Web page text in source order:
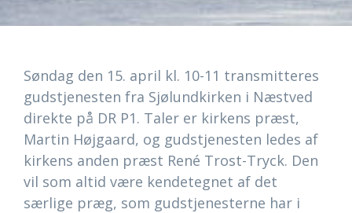
Søndag den 15. april kl. 10-11 transmitteres
gudstjenesten fra Sjølundkirken i Næstved
direkte på DR P1. Taler er kirkens præst,
Martin Højgaard, og gudstjenesten ledes af
kirkens anden præst René Trost-Tryck. Den
vil som altid være kendetegnet af det
særlige præg, som gudstjenesterne har i